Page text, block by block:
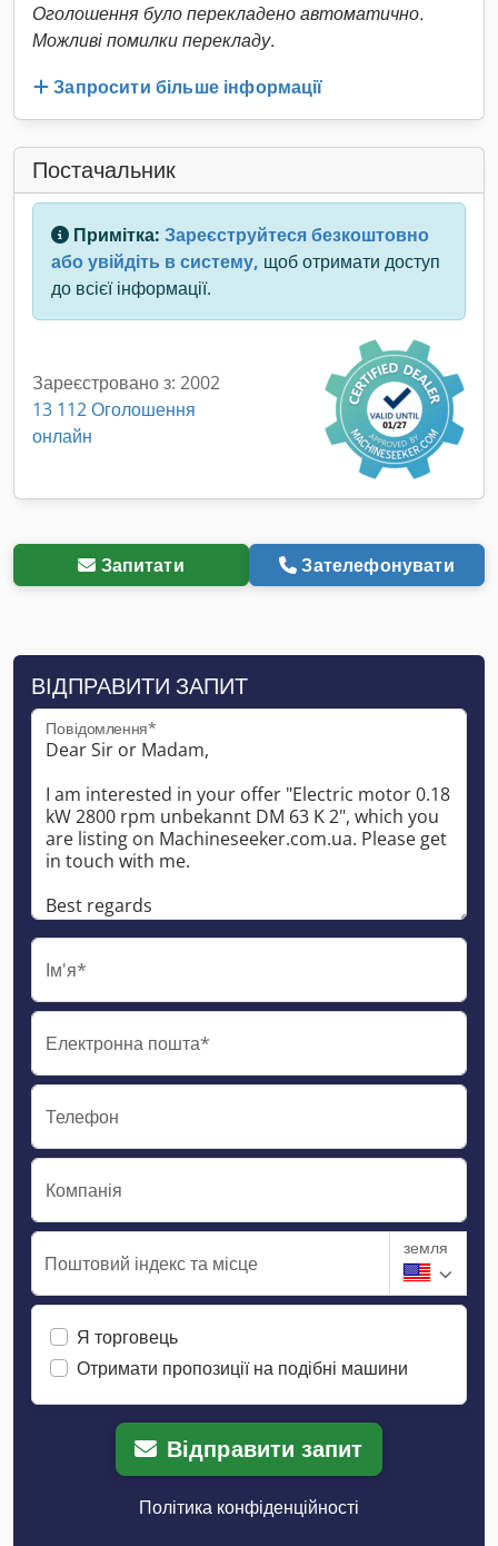
Оголошення було перекладено автоматично.
Можливі помилки перекладу.
Запросити більше інформації
Постачальник
Примітка: Зареєструйтеся безкоштовно
або увійдіть в систему, щоб отримати доступ
до всієї інформації.
Зареєстровано з: 2002
13 112 Оголошення
онлайн
Запитати Зателефонувати
ВІДПРАВИТИ ЗАПИТ
Повідомлення*
Ім'я*
Електронна пошта*
Телефон
Компанія
Поштовий індекс та місце
земля
Я торговець
Отримати пропозиції на подібні машини
Відправити запит
Політика конфіденційності